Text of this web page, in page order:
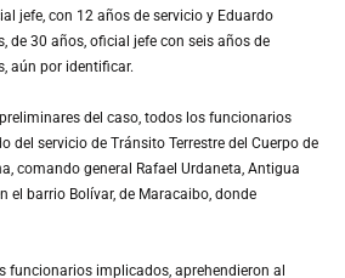
jefe, con 12 años de servicio y Eduardo
de 30 años, oficial jefe con seis años de
aún por identificar.
del caso, todos los funcionarios
del servicio de Tránsito Terrestre del Cuerpo de
comando general Rafael Urdaneta, Antigua
el barrio Bolívar, de Maracaibo, donde
funcionarios implicados, aprehendieron al